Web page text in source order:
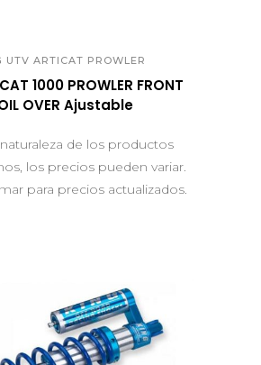
UTV ARTICAT PROWLER
1000 PROWLER FRONT
OVER Ajustable
de los productos
los precios pueden variar.
para precios actualizados.